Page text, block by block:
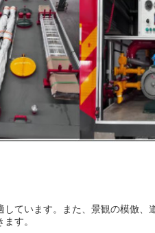
ています。また、景観の模倣、
す。